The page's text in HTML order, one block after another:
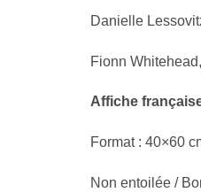
Danielle
Fionn
Affiche
Format : 40×60
Non entoilée /